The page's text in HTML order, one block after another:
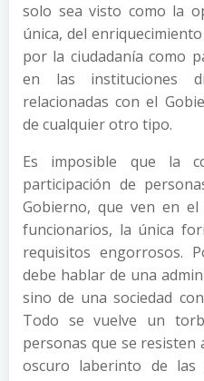
solo sea visto como la
única, del
por la ciudadanía como
en las instituciones
relacionadas con el
de cualquier otro tipo.
Es imposible que la
participación de
Gobierno, que ven en
funcionarios, la única
requisitos engorrosos.
debe hablar de una
sino de una sociedad
Todo se vuelve un
personas que se resisten
oscuro laberinto de las